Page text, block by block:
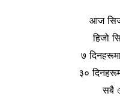
आज
हिजो
७
३०
सबै